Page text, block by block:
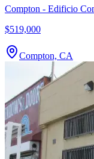
Compton - Edificio
$519,000
Compton, CA